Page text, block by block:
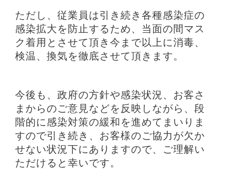
ただし、従業員は引き続き各種感染症の
感染拡大を防止するため、当面の間マス
ク着用とさせて頂き今まで以上に消毒、
検温、換気を徹底させて頂きます。
今後も、政府の方針や感染状況、お客さ
まからのご意見などを反映しながら、段
階的に感染対策の緩和を進めてまいりま
すので引き続き、お客様のご協力が欠か
せない状況下にありますので、ご理解い
ただけると幸いです。